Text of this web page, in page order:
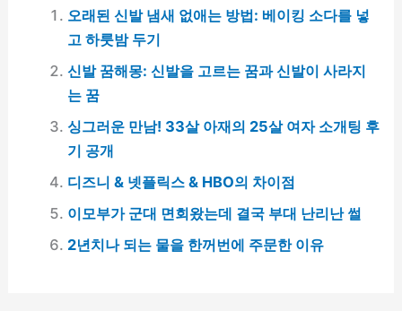
오래된 신발 냄새 없애는 방법: 베이킹 소다를 넣
고 하룻밤 두기
신발 꿈해몽: 신발을 고르는 꿈과 신발이 사라지
는 꿈
싱그러운 만남! 33살 아재의 25살 여자 소개팅 후
기 공개
디즈니 & 넷플릭스 & HBO의 차이점
이모부가 군대 면회왔는데 결국 부대 난리난 썰
2년치나 되는 물을 한꺼번에 주문한 이유